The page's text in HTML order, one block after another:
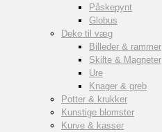
Påskepynt
Globus
Deko til væg
Billeder & rammer
Skilte & Magneter
Ure
Knager & greb
Potter & krukker
Kunstige blomster
Kurve & kasser